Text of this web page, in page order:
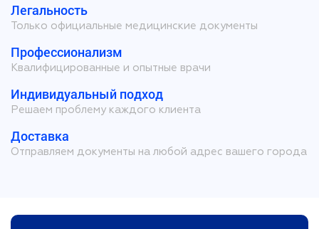
Легальность
Только официальные медицинские документы
Профессионализм
Квалифицированные и опытные врачи
Индивидуальный подход
Решаем проблему каждого клиента
Доставка
Отправляем документы на любой адрес вашего города